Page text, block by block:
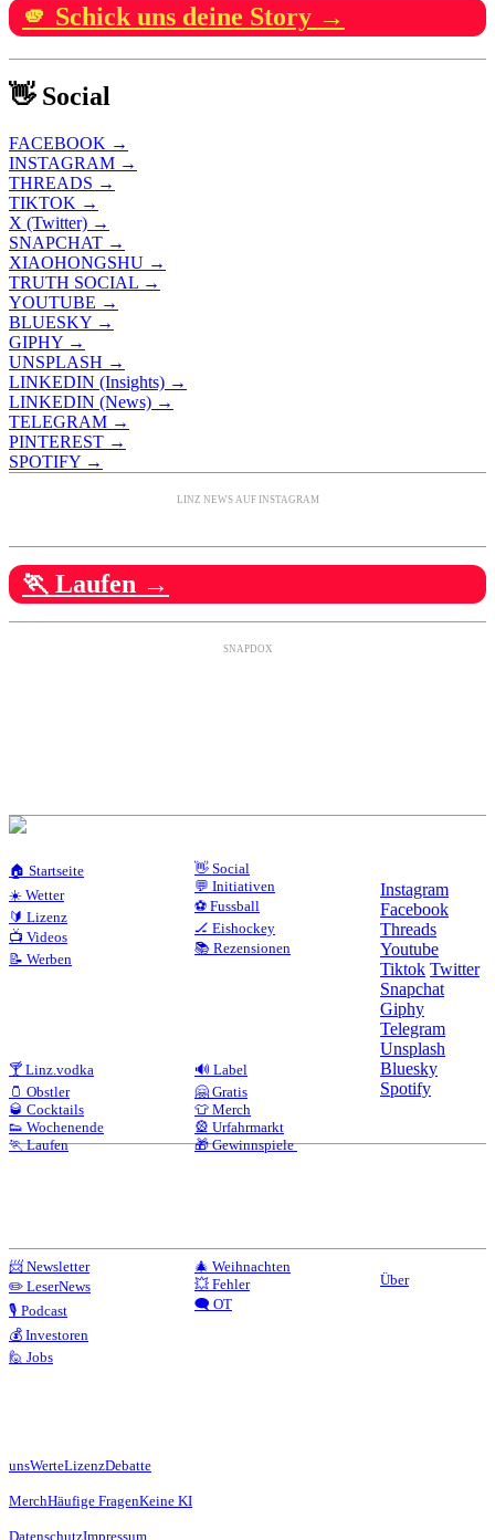
🫵 Schick uns deine Story →
👋 Social
FACEBOOK →
INSTAGRAM →
THREADS →
TIKTOK →
X (Twitter) →
SNAPCHAT →
XIAOHONGSHU →
TRUTH SOCIAL →
YOUTUBE →
BLUESKY →
GIPHY →
UNSPLASH →
LINKEDIN (Insights) →
LINKEDIN (News) →
TELEGRAM →
PINTEREST →
SPOTIFY →
LINZ NEWS AUF INSTAGRAM
🏃 Laufen →
SNAPDOX
🏠 Startseite
☀️ Wetter
🔰 Lizenz
📺 Videos
📝 Werben
👋 Social
💬 Initiativen
⚽ Fussball
🏒 Eishockey
📚 Rezensionen
🍸 Linz.vodka
🫙 Obstler
🥃 Cocktails
👟 Wochenende
🏃 Laufen
🔊 Label
🤗 Gratis
👕 Merch
🎡 Urfahrmarkt
🎁 Gewinnspiele
📨 Newsletter
✏️ LeserNews
🎙️ Podcast
💰 Investoren
🙋 Jobs
🎄 Weihnachten
💥 Fehler
🗨️ OT
Instagram
Facebook
Threads
Youtube
Tiktok Twitter
Snapchat
Giphy
Telegram
Unsplash
Bluesky
Spotify
Über
unsWerteLizenzDebatte
MerchHäufige FragenKeine KI
DatenschutzImpressum